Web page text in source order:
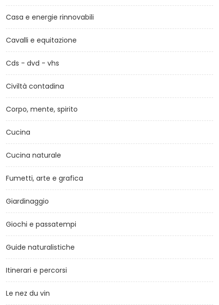
Casa e energie rinnovabili
Cavalli e equitazione
Cds - dvd - vhs
Civiltà contadina
Corpo, mente, spirito
Cucina
Cucina naturale
Fumetti, arte e grafica
Giardinaggio
Giochi e passatempi
Guide naturalistiche
Itinerari e percorsi
Le nez du vin